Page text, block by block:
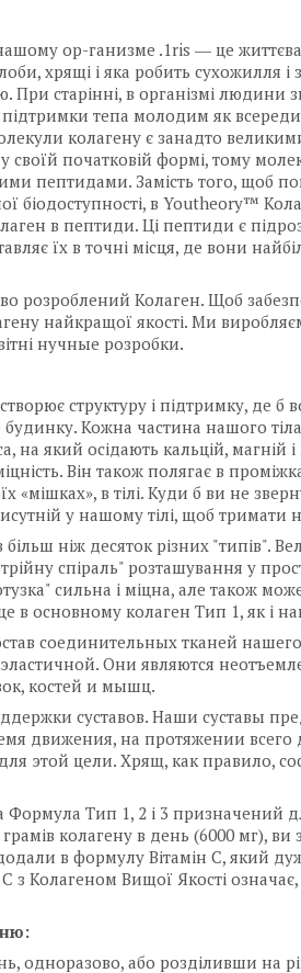
ор-ганизме .1ris ― це життєва
хрящі і яка робить
старінні, в організмі людини
тепа молодим як
колагену є занадто
своїй початковій формі, тому
пептидами. Замість того, щоб
біодоступності, в Youtheory™
в пептиди. Ці пептиди є
їх в точні місця, де вони
розроблений Колаген. Щоб
найкращої якості. Ми
нучные розробки.
структуру і підтримку, де б
Кожна частина нашого
на який осідають кальцій, магній
Він також полягає в
«мішках», в тілі. Куди б ви не
у нашому тілі, щоб тримати
більш ніж десяток різних "типів".
спіраль" розташування у
сильна і міцна, але також
в основному колаген Тип 1, як і
соединительных тканей
Они являются
костей и мышц.
суставов. Наши суставы
движения, на протяжении
этой цели. Хрящ, как правило,
Тип 1, 2 і 3 призначений
колагену в день (6000 мг), ви
в формулу Вітамін С, який
з Колагеном Вищої Якості
одноразово, або розділивши на